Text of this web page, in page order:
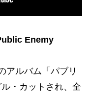
Enemy
アルバム「パブリ
・カットされ、全